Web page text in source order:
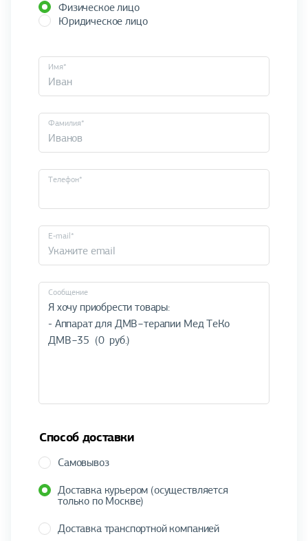
Физическое лицо
Юридическое лицо
Имя*
Фамилия*
Телефон*
E-mail*
Cообщение
Способ доставки
Самовывоз
Доставка курьером (осуществляется
только по Москве)
Доставка транспортной компанией